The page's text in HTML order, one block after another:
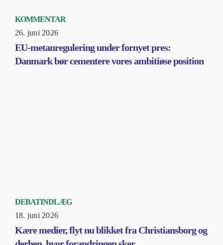
KOMMENTAR
26. juni 2026
EU-metanregulering under fornyet pres:
Danmark bør cementere vores ambitiøse position
DEBATINDLÆG
18. juni 2026
Kære medier, flyt nu blikket fra Christiansborg og